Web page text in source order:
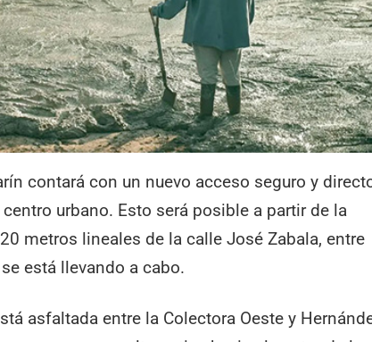
contará con un nuevo acceso seguro y
urbano. Esto será posible a partir de la
metros lineales de la calle José Zabala, entre
está llevando a cabo.
asfaltada entre la Colectora Oeste y